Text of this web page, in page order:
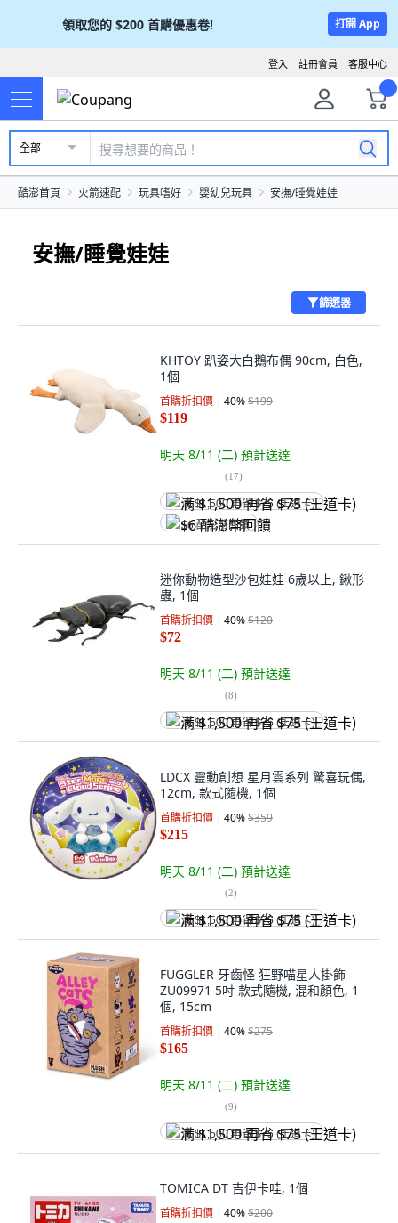
領取您的 $200 首購優惠卷! 打開 App
客服中心
註冊會員
登入
全部
酷澎首頁 火箭速配 玩具嗜好 嬰幼兒玩具 安撫/睡覺娃娃
安撫/睡覺娃娃
篩選器
KHTOY 趴姿大白鵝布偶 90cm, 白色,
1個
首購折扣價 40%$199
$119
明天 8/11 (二) 預計送達
(17)
满 $1,500 再省 $75 (王道卡)
$6 酷澎幣回饋
迷你動物造型沙包娃娃 6歲以上, 鍬形
蟲, 1個
首購折扣價 40%$120
$72
明天 8/11 (二) 預計送達
(8)
满 $1,500 再省 $75 (王道卡)
LDCX 靈動創想 星月雲系列 驚喜玩偶,
12cm, 款式隨機, 1個
首購折扣價 40%$359
$215
明天 8/11 (二) 預計送達
(2)
满 $1,500 再省 $75 (王道卡)
FUGGLER 牙齒怪 狂野喵星人掛飾
ZU09971 5吋 款式隨機, 混和顏色, 1
個, 15cm
首購折扣價 40%$275
$165
明天 8/11 (二) 預計送達
(9)
满 $1,500 再省 $75 (王道卡)
TOMICA DT 吉伊卡哇, 1個
首購折扣價 40%$200